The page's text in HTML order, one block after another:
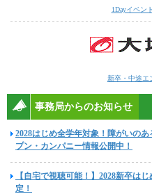
1Dayイベン
新卒・中途エ
事務局からのお知らせ
2028はじめ全学年対象！障がいの
プン・カンパニー情報公開中！
【自宅で視聴可能！】2028新卒は
定！